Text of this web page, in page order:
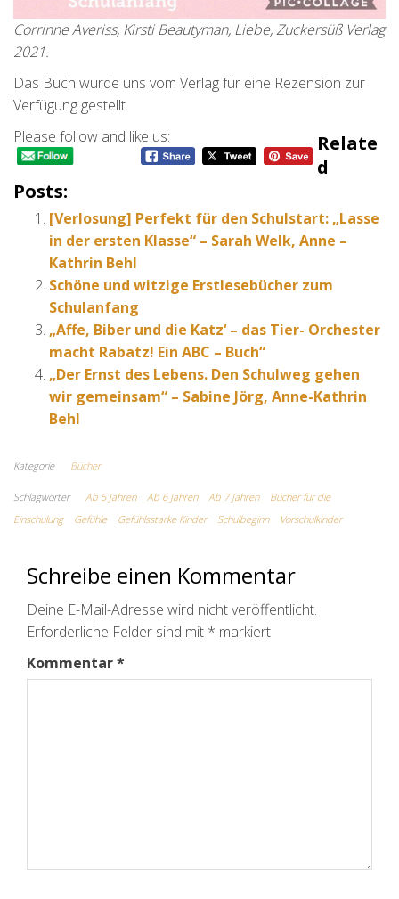
Corrinne Averiss, Kirsti Beautyman, Liebe, Zuckersüß Verlag
2021.
Das Buch wurde uns vom Verlag für eine Rezension zur
Verfügung gestellt.
Please follow and like us:
Relate
D
Posts:
[Verlosung] Perfekt für den Schulstart: „Lasse
in der ersten Klasse“ – Sarah Welk, Anne –
Kathrin Behl
Schöne und witzige Erstlesebücher zum
Schulanfang
„Affe, Biber und die Katz‘ – das Tier- Orchester
macht Rabatz! Ein ABC – Buch“
„Der Ernst des Lebens. Den Schulweg gehen
wir gemeinsam“ – Sabine Jörg, Anne-Kathrin
Behl
Kategorie Bücher
Schlagwörter Ab 5 Jahren Ab 6 Jahren Ab 7 Jahren
Bücher für die
Einschulung
Gefühle Gefühlsstarke Kinder Schulbeginn Vorschulkinder
Schreibe einen Kommentar
Deine E-Mail-Adresse wird nicht veröffentlicht.
Erforderliche Felder sind mit * markiert
Kommentar*